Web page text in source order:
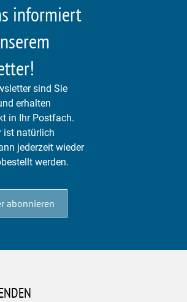
informiert
sind Sie
erhalten
in Ihr Postfach.
ist natürlich
jederzeit wieder
werden.
abonnieren